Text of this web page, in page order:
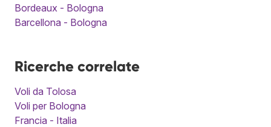
Bordeaux - Bologna
Barcellona - Bologna
Ricerche correlate
Voli da Tolosa
Voli per Bologna
Francia - Italia